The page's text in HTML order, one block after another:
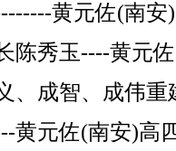
黄元佐(南
陈秀玉----黄元
、成智、成伟
黄元佐(南安)高